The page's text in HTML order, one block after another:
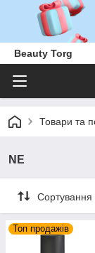
Beauty Torg
Товари та
NE
Сортування
Топ продажів